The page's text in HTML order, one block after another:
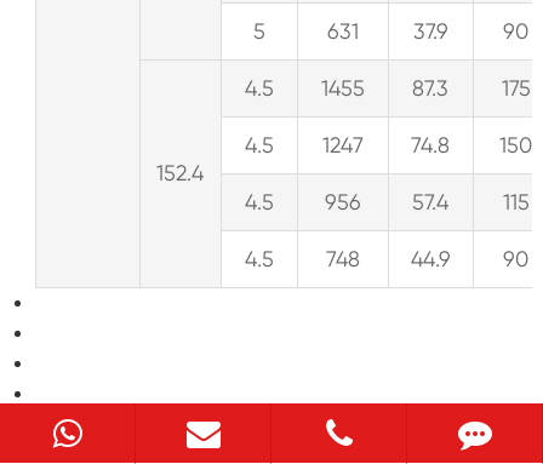
5 631 37.9 90
152.4
4.5 1455 87.3 175
4.5 1247 74.8 150
4.5 956 57.4 115
4.5 748 44.9 90